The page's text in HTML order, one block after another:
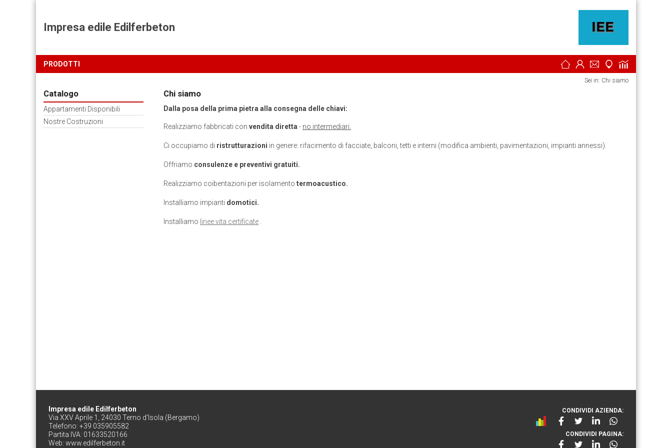
Impresa edile Edilferbeton
PRODOTTI
Catalogo
Appartamenti Disponibili
Nostre Costruzioni
Sei in: Chi siamo
Chi siamo
Dalla posa della prima pietra alla consegna delle chiavi:
Realizziamo fabbricati con vendita diretta - no intermediari.
Ci occupiamo di ristrutturazioni in genere: rifacimento di facciate, balconi, tetti e interni (modifica ambienti, pavimentazioni, impianti annessi).
Offriamo consulenze e preventivi gratuiti.
Realizziamo coibentazioni per isolamento termoacustico.
Installiamo impianti domotici.
Installiamo linee vita certificate
Impresa edile Edilferbeton
Via XXV Aprile 1, 24030 Terno d'Isola (Bergamo)
Telefono: +39 035905582
Partita IVA: 01633520166
Web: www.edilferbeton.it
CONDIVIDI AZIENDA:
CONDIVIDI PAGINA: